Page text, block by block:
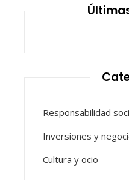
Responsabilidad
Inversiones y
Cultura y ocio